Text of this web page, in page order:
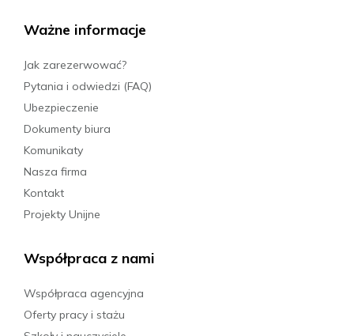
Ważne informacje
Jak zarezerwować?
Pytania i odwiedzi (FAQ)
Ubezpieczenie
Dokumenty biura
Komunikaty
Nasza firma
Kontakt
Projekty Unijne
Współpraca z nami
Współpraca agencyjna
Oferty pracy i stażu